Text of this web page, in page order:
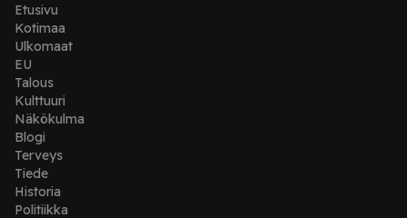
Etusivu
Kotimaa
Ulkomaat
EU
Talous
Kulttuuri
Näkökulma
Blogi
Terveys
Tiede
Historia
Politiikka